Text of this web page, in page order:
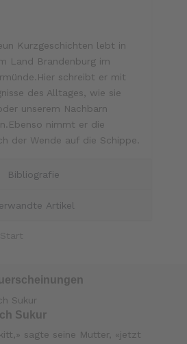
Kurzgeschichten lebt in
Land Brandenburg im
schreibt er mit
des Alltages, wie sie
unserem Nachbarn
nimmt er die
der Wende auf die Schippe.
Bibliografie
Artikel
Sukur
sagte seine Mutter, «jetzt